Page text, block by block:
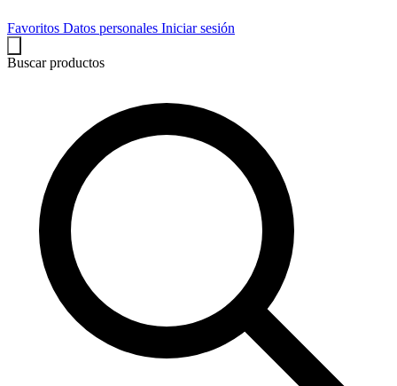
Favoritos Datos personales Iniciar sesión
Buscar productos